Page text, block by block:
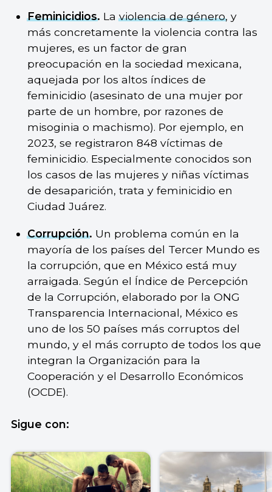
Feminicidios. Laviolencia de género, y
más concretamente la violencia contra las
mujeres, es un factor de gran
preocupación en la sociedad mexicana,
aquejada por los altos índices de
feminicidio (asesinato de una mujer por
parte de un hombre, por razones de
misoginia o machismo). Por ejemplo, en
2023, se registraron 848 víctimas de
feminicidio. Especialmente conocidos son
los casos de las mujeres y niñas víctimas
de desaparición, trata y feminicidio en
Ciudad Juárez.
Corrupción. Un problema común en la
mayoría de los países del Tercer Mundo es
la corrupción, que en México está muy
arraigada. Según el Índice de Percepción
de la Corrupción, elaborado por la ONG
Transparencia Internacional, México es
uno de los 50 países más corruptos del
mundo, y el más corrupto de todos los que
integran la Organización para la
Cooperación y el Desarrollo Económicos
(OCDE).
Sigue con: